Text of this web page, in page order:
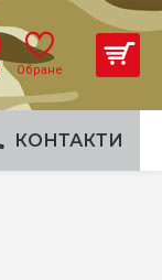
Обране
КОНТАКТИ